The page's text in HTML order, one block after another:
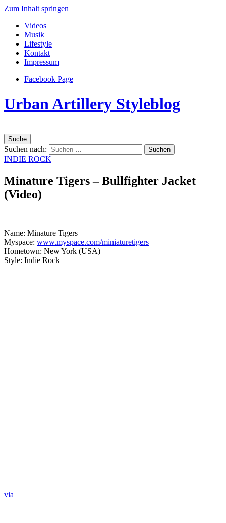
Zum Inhalt springen
Videos
Musik
Lifestyle
Kontakt
Impressum
Facebook Page
Urban Artillery Styleblog
Suche
Suchen nach:
INDIE ROCK
Minature Tigers – Bullfighter Jacket
(Video)
Name: Minature Tigers
Myspace: www.myspace.com/miniaturetigers
Hometown: New York (USA)
Style: Indie Rock
via